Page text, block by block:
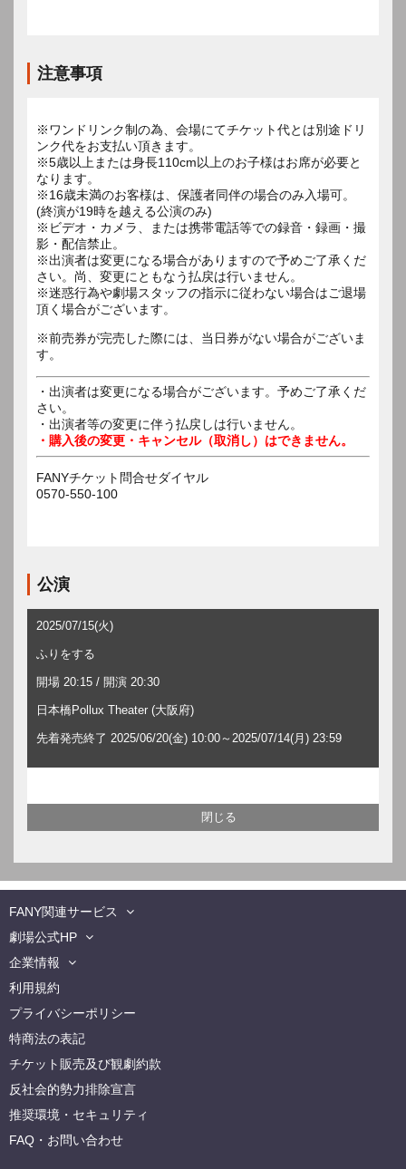
注意事項
※ワンドリンク制の為、会場にてチケット代とは別途ドリ
ンク代をお支払い頂きます。
※5歳以上または身長110cm以上のお子様はお席が必要と
なります。
※16歳未満のお客様は、保護者同伴の場合のみ入場可。
(終演が19時を越える公演のみ)
※ビデオ・カメラ、または携帯電話等での録音・録画・撮
影・配信禁止。
※出演者は変更になる場合がありますので予めご了承くだ
さい。尚、変更にともなう払戻は行いません。
※迷惑行為や劇場スタッフの指示に従わない場合はご退場
頂く場合がございます。
※前売券が完売した際には、当日券がない場合がございま
す。
・出演者は変更になる場合がございます。予めご了承くだ
さい。
・出演者等の変更に伴う払戻しは行いません。
・購入後の変更・キャンセル（取消し）はできません。
FANYチケット問合せダイヤル
0570-550-100
公演
2025/07/15(火)
ふりをする
開場 20:15 / 開演 20:30
日本橋Pollux Theater (大阪府)
先着発売終了 2025/06/20(金) 10:00～2025/07/14(月) 23:59
FANY関連サービス
劇場公式HP
企業情報
利用規約
プライバシーポリシー
特商法の表記
チケット販売及び観劇約款
反社会的勢力排除宣言
推奨環境・セキュリティ
FAQ・お問い合わせ